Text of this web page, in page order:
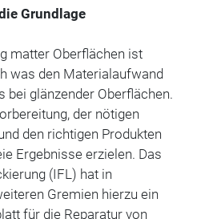
Grundlage
matter Oberflächen ist
was den Materialaufwand
bei glänzender Oberflächen.
der nötigen
den richtigen Produkten
Ergebnisse erzielen. Das
(IFL) hat in
Gremien hierzu ein
für die Reparatur von